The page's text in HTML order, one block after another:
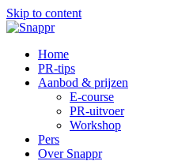
Skip to content
Home
PR-tips
Aanbod & prijzen
E-course
PR-uitvoer
Workshop
Pers
Over Snappr